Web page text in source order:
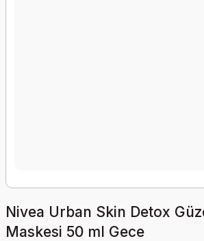
Nivea Urban Skin Detox
Maskesi 50 ml Gece